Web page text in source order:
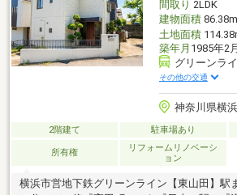
間取り 2LDK
建物面積86.38m
土地面積
築年月 1985年2
グリーンラ
その他の交通
神奈川県横
2階建て 駐車場あり
所有権
リフォームリノベーシ
ョン
横浜市営地下鉄グリーンライン【東山田】駅